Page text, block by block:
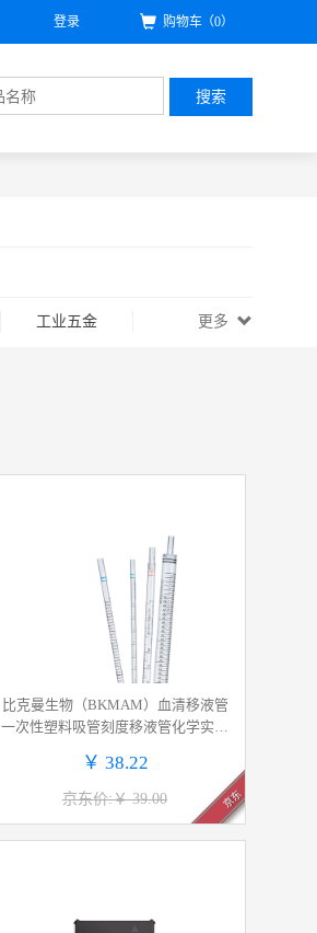
购物车（0）
登录
搜索
工业五金 更多
比克曼生物（BKMAM）血清移液管
一次性塑料吸管刻度移液管化学实验
￥ 38.22
京东价:￥ 39.00 京东